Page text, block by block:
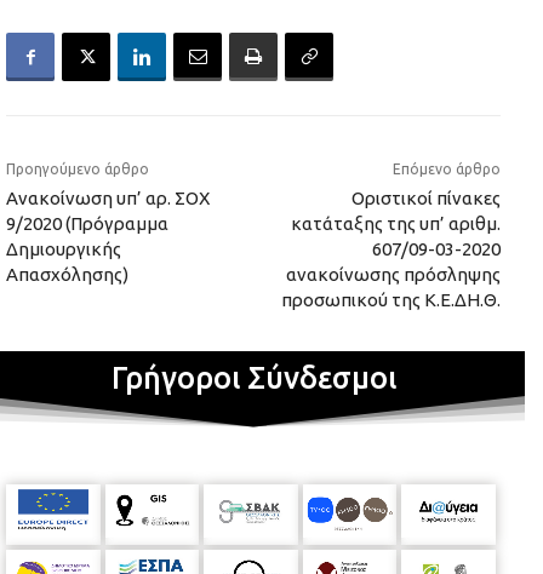
Προηγούμενο άρθρο
Ανακοίνωση υπ’ αρ. ΣΟΧ
9/2020 (Πρόγραμμα
Δημιουργικής
Απασχόλησης)
Επόμενο άρθρο
Οριστικοί πίνακες
κατάταξης της υπ’ αριθμ.
607/09-03-2020
ανακοίνωσης πρόσληψης
προσωπικού της Κ.Ε.ΔΗ.Θ.
Γρήγοροι Σύνδεσμοι